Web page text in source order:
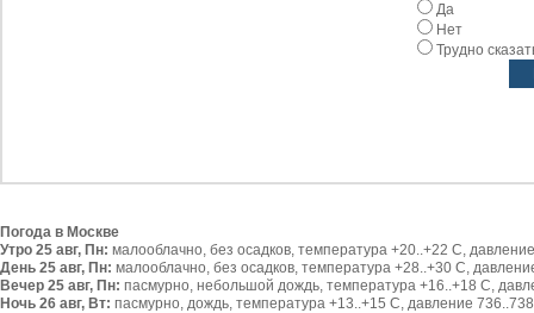
Да
Нет
Трудно
Погода в Москве
Утро 25 авг, Пн: малооблачно, без осадков, температура +20..+22 С,
День 25 авг, Пн: малооблачно, без осадков, температура +28..+30 С,
Вечер 25 авг, Пн: пасмурно, небольшой дождь, температура +16..+18 С,
Ночь 26 авг, Вт: пасмурно, дождь, температура +13..+15 С, давление